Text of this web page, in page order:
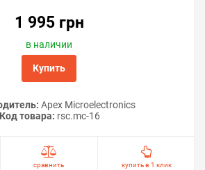
1 995 грн
в наличии
Купить
Apex Microelectronics
Код товара: rsс.mc-16
сравнить купить в 1 клик